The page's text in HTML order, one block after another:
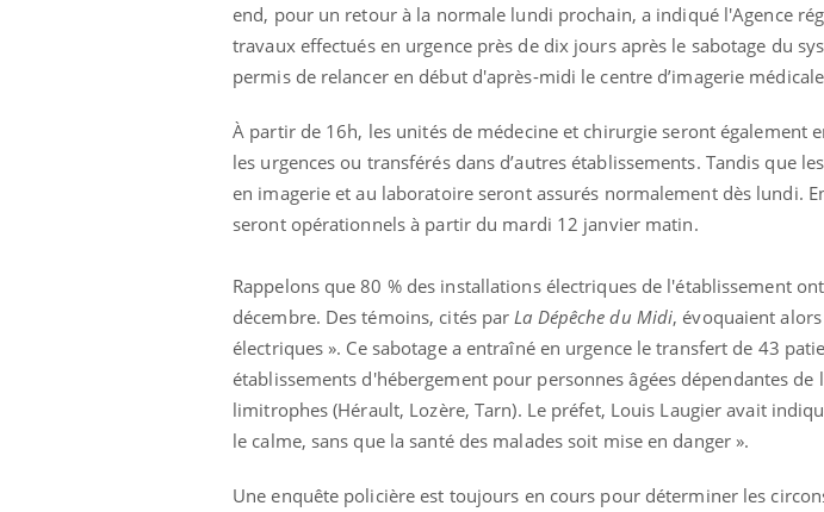
end, pour un retour à la normale lundi prochain, a indiqué l'Agence
travaux effectués en urgence près de dix jours après le sabotage du
permis de relancer en début d'après-midi le centre d’imagerie
À partir de 16h, les unités de médecine et chirurgie seront également
les urgences ou transférés dans d’autres établissements. Tandis que
en imagerie et au laboratoire seront assurés normalement dès lundi.
seront opérationnels à partir du mardi 12 janvier matin.
Rappelons que 80 % des installations électriques de l'établissement
décembre. Des témoins, cités par La Dépêche du Midi, évoquaient
électriques ». Ce sabotage a entraîné en urgence le transfert de 43
établissements d'hébergement pour personnes âgées dépendantes
limitrophes (Hérault, Lozère, Tarn). Le préfet, Louis Laugier avait
le calme, sans que la santé des malades soit mise en danger ».
Une enquête policière est toujours en cours pour déterminer les
Youtube
Eczéma Chronique des Mains :
expliquer ma maladie
d'autres non ! D'un côté, poser des
questions sur la maladie d'un proche
montrer ...